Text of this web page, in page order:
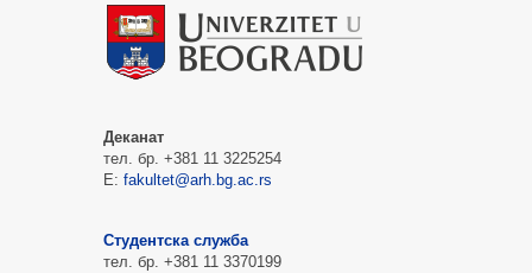
Деканат
тел. бр. +381 11 3225254
Е: fakultet@arh.bg.ac.rs
Студентска служба
тел. бр. +381 11 3370199